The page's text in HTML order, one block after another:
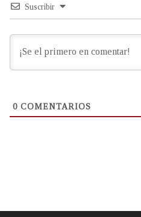
Suscribir
0 COMENTARIOS